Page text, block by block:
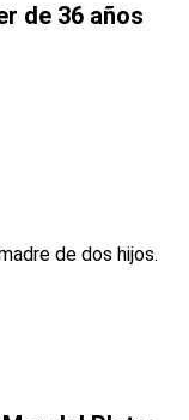
de 36 años